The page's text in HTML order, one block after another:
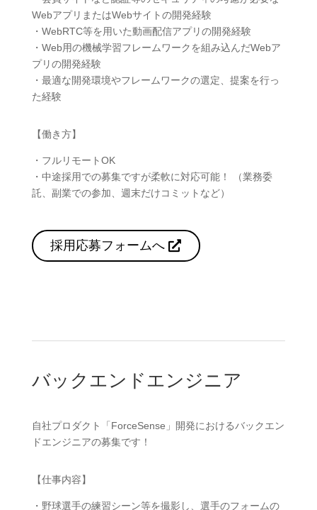
WebアプリまたはWebサイトの開発経験
・WebRTC等を用いた動画配信アプリの開発経験
・Web用の機械学習フレームワークを組み込んだWebア
プリの開発経験
・最適な開発環境やフレームワークの選定、提案を行っ
た経験
【働き方】
・フルリモートOK
・中途採用での募集ですが柔軟に対応可能！ （業務委
託、副業での参加、週末だけコミットなど）
採用応募フォームへ
バックエンドエンジニア
自社プロダクト「ForceSense」開発におけるバックエン
ドエンジニアの募集です！
【仕事内容】
・ 野球選手の練習シーン等を撮影し、選手のフォームの